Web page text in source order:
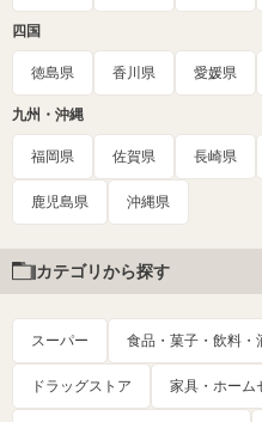
四国
徳島県 香川県 愛媛県
九州・沖縄
福岡県 佐賀県 長崎県
鹿児島県 沖縄県
カテゴリから探す
スーパー 食品・菓子・飲料・
ドラッグストア 家具・ホーム